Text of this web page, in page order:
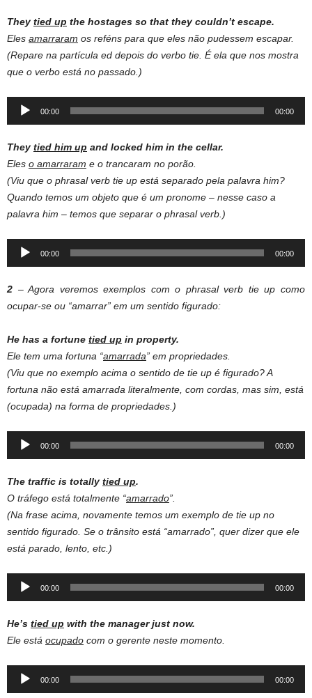
They tied up the hostages so that they couldn’t escape.
Eles amarraram os reféns para que eles não pudessem escapar.
(Repare na partícula ed depois do verbo tie. É ela que nos mostra
que o verbo está no passado.)
Audio
00:00 00:00
They tied him up and locked him in the cellar.
Eles o amarraram e o trancaram no porão.
(Viu que o phrasal verb tie up está separado pela palavra him?
Quando temos um objeto que é um pronome – nesse caso a
palavra him – temos que separar o phrasal verb.)
Audio
00:00 00:00
2 – Agora veremos exemplos com o phrasal verb tie up como
ocupar-se ou “amarrar” em um sentido figurado:
He has a fortune tied up in property.
Ele tem uma fortuna “amarrada” em propriedades.
(Viu que no exemplo acima o sentido de tie up é figurado? A
fortuna não está amarrada literalmente, com cordas, mas sim, está
(ocupada) na forma de propriedades.)
Audio
00:00 00:00
The traffic is totally tied up.
O tráfego está totalmente “amarrado”.
(Na frase acima, novamente temos um exemplo de tie up no
sentido figurado. Se o trânsito está “amarrado”, quer dizer que ele
está parado, lento, etc.)
Audio
00:00 00:00
He’s tied up with the manager just now.
Ele está ocupado com o gerente neste momento.
Audio
00:00 00:00